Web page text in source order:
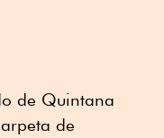
de Quintana
de